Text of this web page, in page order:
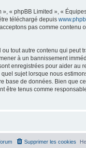
« phpBB Limited », «
téléchargé depuis
pas comme contenu
tout autre contenu qui peut
à un bannissement
enregistrées pour aider au
sujet lorsque nous
base de données. Bien que
être tenus comme
Supprimer les cookies